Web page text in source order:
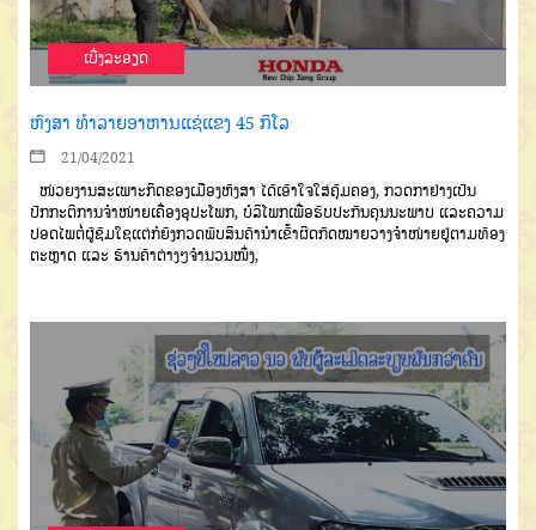
ເບີ່ງລະອຽດ
ຫົງສາ ທຳລາຍອາຫານແຊ່ແຂງ 45 ກິໂລ
21/04/2021
ໜ່ວຍງານສະເພາະກິດຂອງເມືອງຫົງສາ ໄດ້ເອົາໃຈໃສ່ຄຸ້ມຄອງ, ກວດກາຢ່າງເປັນ
ປົກກະຕິການຈໍາໜ່າຍເຄື່ອງອຸປະໂພກ, ບໍລິໂພກເພື່ອຮັບປະກັນຄຸນນະພາບ ແລະຄວາມ
ປອດໄພຕໍ່ຜູ້ຊົມໃຊແຕ່ກໍຍັງກວດພົບສິນຄ້ານຳເຂົ້າຜິດກົດໝາຍວາງຈໍາໜ່າຍຢູ່ຕາມທ້ອງ
ຕະຫຼາດ ແລະ ຮ້ານຄ້າຕ່າງໆຈໍານວນໜຶ່ງ,